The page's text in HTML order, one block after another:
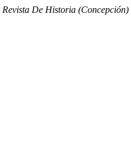
Revista De Historia (Concepción)